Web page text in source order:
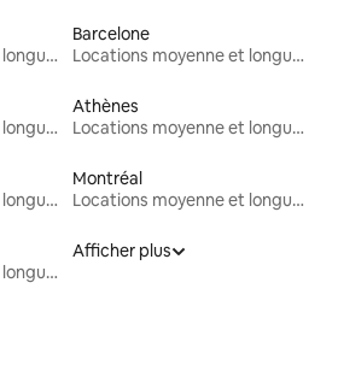
Locations moyenne et longue durée
Barcelone
Locations moyenne et longue durée
Locations moyenne et longue durée
Athènes
Locations moyenne et longue durée
Locations moyenne et longue durée
Montréal
Locations moyenne et longue durée
Locations moyenne et longue durée
Afficher plus